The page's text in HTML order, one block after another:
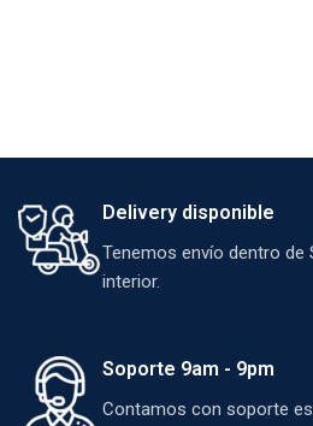
Delivery disponible
Tenemos envío dentro de
interior.
Soporte 9am - 9pm
Contamos con soporte